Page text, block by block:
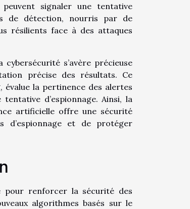
signaler une tentative
de détection, nourris par de
résilients face à des attaques
s’avère précieuse
précise des résultats. Ce
évalue la pertinence des alertes
d’espionnage. Ainsi, la
artificielle offre une sécurité
d’espionnage et de protéger
pour renforcer la sécurité des
algorithmes basés sur le